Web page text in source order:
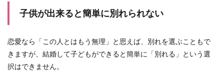
子供が出来ると簡単に別れられない
恋愛なら「この人とはもう無理」と思えば、別れを選ぶこともで
きますが、結婚して子どもができると簡単に「別れる」という選
択はできません。